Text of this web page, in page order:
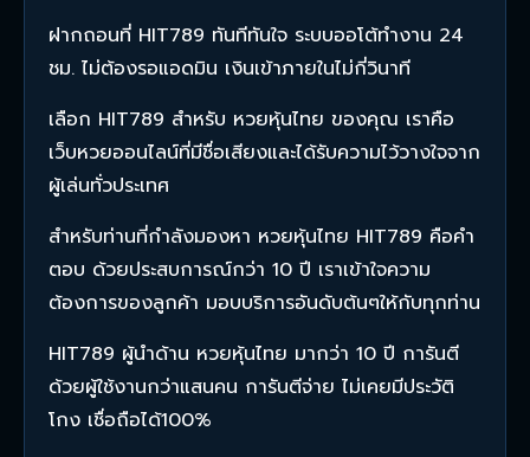
ฝากถอนที่ HIT789 ทันทีทันใจ ระบบออโต้ทำงาน 24
ชม. ไม่ต้องรอแอดมิน เงินเข้าภายในไม่กี่วินาที
เลือก HIT789 สำหรับ หวยหุ้นไทย ของคุณ เราคือ
เว็บหวยออนไลน์ที่มีชื่อเสียงและได้รับความไว้วางใจจาก
ผู้เล่นทั่วประเทศ
สำหรับท่านที่กำลังมองหา หวยหุ้นไทย HIT789 คือคำ
ตอบ ด้วยประสบการณ์กว่า 10 ปี เราเข้าใจความ
ต้องการของลูกค้า มอบบริการอันดับต้นๆให้กับทุกท่าน
HIT789 ผู้นำด้าน หวยหุ้นไทย มากว่า 10 ปี การันตี
ด้วยผู้ใช้งานกว่าแสนคน การันตีจ่าย ไม่เคยมีประวัติ
โกง เชื่อถือได้100%